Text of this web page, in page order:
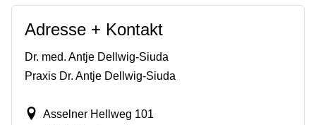
Adresse + Kontakt
Dr. med. Antje Dellwig-Siuda
Praxis Dr. Antje Dellwig-Siuda
Asselner Hellweg 101